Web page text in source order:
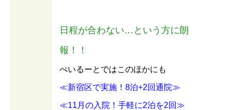
日程が合わない…という方に朗
報！！
ぺいるーとではこのほかにも
≪新宿区で実施！8泊+2回通院≫
≪11月の入院！手軽に2泊を2回≫